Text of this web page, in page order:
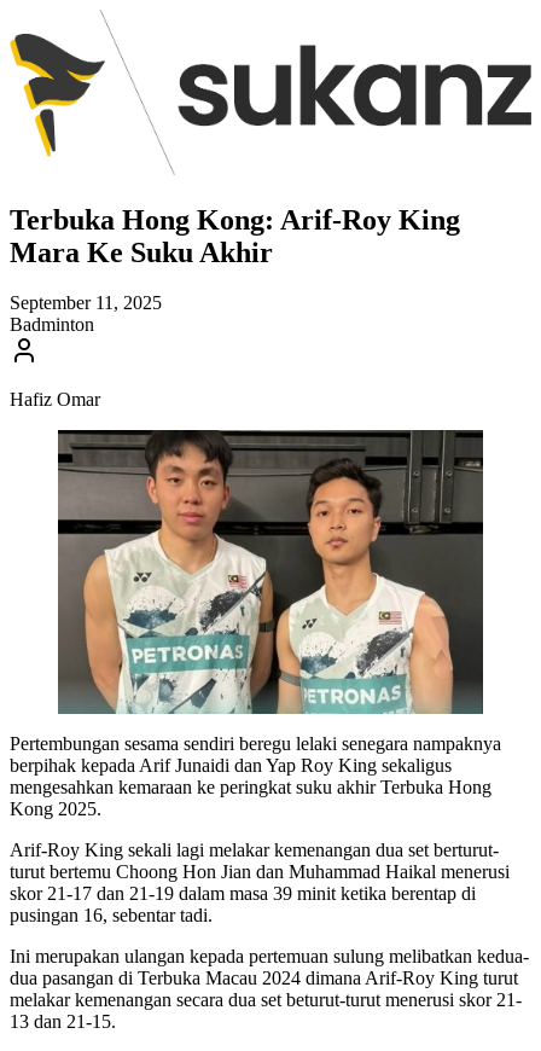
Terbuka Hong Kong: Arif-Roy King
Mara Ke Suku Akhir
September 11, 2025
Badminton
Hafiz Omar
Pertembungan sesama sendiri beregu lelaki senegara nampaknya
berpihak kepada Arif Junaidi dan Yap Roy King sekaligus
mengesahkan kemaraan ke peringkat suku akhir Terbuka Hong
Kong 2025.
Arif-Roy King sekali lagi melakar kemenangan dua set berturut-
turut bertemu Choong Hon Jian dan Muhammad Haikal menerusi
skor 21-17 dan 21-19 dalam masa 39 minit ketika berentap di
pusingan 16, sebentar tadi.
Ini merupakan ulangan kepada pertemuan sulung melibatkan kedua-
dua pasangan di Terbuka Macau 2024 dimana Arif-Roy King turut
melakar kemenangan secara dua set beturut-turut menerusi skor 21-
13 dan 21-15.